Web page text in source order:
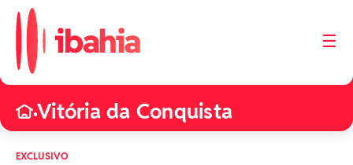
☰
•Vitória da Conquista
EXCLUSIVO